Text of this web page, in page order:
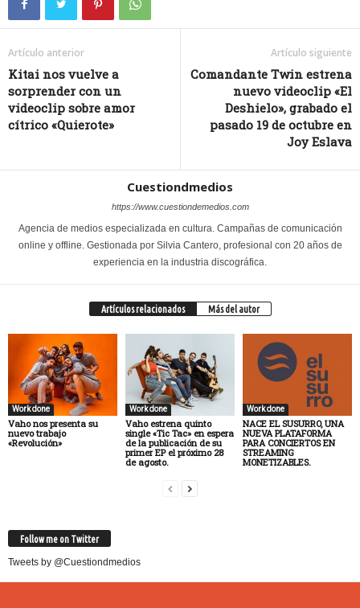
Artículo anterior
Kitai nos vuelve a
sorprender con un
videoclip sobre amor
cítrico «Quierote»
Artículo siguiente
Comandante Twin estrena
nuevo videoclip «El
Deshielo», grabado el
pasado 19 de octubre en
Joy Eslava
Cuestiondmedios
https://www.cuestiondemedios.com
Agencia de medios especializada en cultura. Campañas de comunicación
online y offline. Gestionada por Silvia Cantero, profesional con 20 años de
experiencia en la industria discográfica.
Artículos relacionados Más del autor
Work done
Vaho nos presenta su
nuevo trabajo
«Revolución»
Work done
Vaho estrena quinto
single «Tic Tac» en espera
de la publicación de su
primer EP el próximo 28
de agosto.
Work done
NACE EL SUSURRO, UNA
NUEVA PLATAFORMA
PARA CONCIERTOS EN
STREAMING
MONETIZABLES.
Follow me on Twitter
Tweets by @Cuestiondmedios